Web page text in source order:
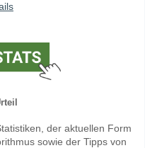
der aktuellen Form
sowie der Tipps von